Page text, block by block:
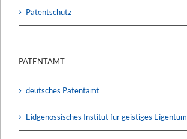
Patentschutz
PATENTAMT
deutsches Patentamt
Eidgenössisches Institut für geistiges Eigentum